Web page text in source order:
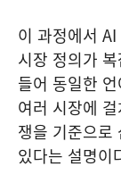
이 과정에서
시장 정의가
들어 동일한
여러 시장에
쟁을 기준으로
있다는 설명이